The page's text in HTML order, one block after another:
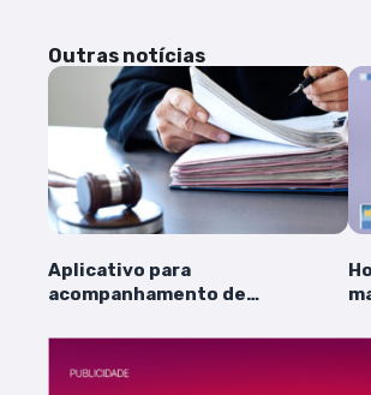
Outras notícias
Aplicativo para
acompanhamento de
no Maranhão